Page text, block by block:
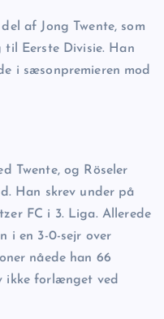
af Jong Twente, som
til Eerste Divisie. Han
i sæsonpremieren mod
Twente, og Röseler
Han skrev under på
FC i 3. Liga. Allerede
i en 3-0-sejr over
nåede han 66
ikke forlænget ved